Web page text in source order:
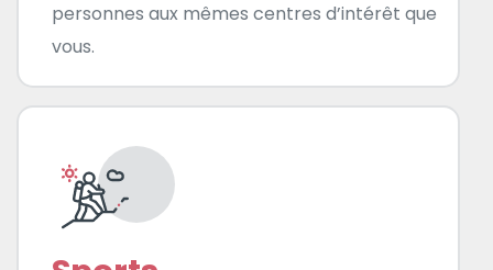
personnes aux mêmes centres d’intérêt que
vous.